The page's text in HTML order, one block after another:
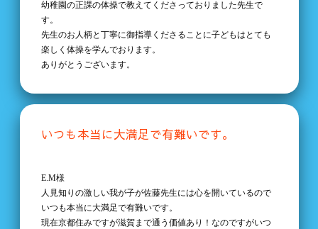
幼稚園の正課の体操で教えてくださっておりました先生で
す。
先生のお人柄と丁寧に御指導くださることに子どもはとても
楽しく体操を学んでおります。
ありがとうございます。
いつも本当に大満足で有難いです。
E.M様
人見知りの激しい我が子が佐藤先生には心を開いているので
いつも本当に大満足で有難いです。
現在京都住みですが滋賀まで通う価値あり！なのですがいつ